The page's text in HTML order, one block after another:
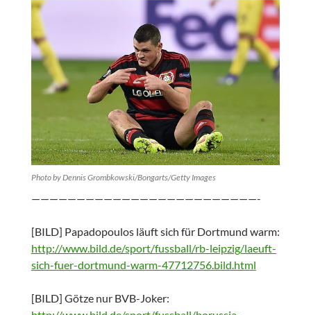
Photo by Dennis Grombkowski/Bongarts/Getty Images
—————————————————————————-
[BILD] Papadopoulos läuft sich für Dortmund warm:
http://www.bild.de/sport/fussball/rb-leipzig/laeuft-
sich-fuer-dortmund-warm-47712756.bild.html
[BILD] Götze nur BVB-Joker: